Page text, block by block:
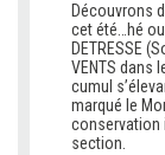
Découvrons
cet été…hé
DETRESSE
VENTS dans
cumul
marqué le
conservation
section.